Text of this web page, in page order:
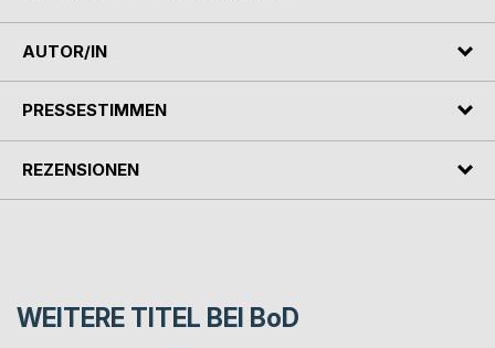
AUTOR/IN
PRESSESTIMMEN
REZENSIONEN
WEITERE TITEL BEI BoD